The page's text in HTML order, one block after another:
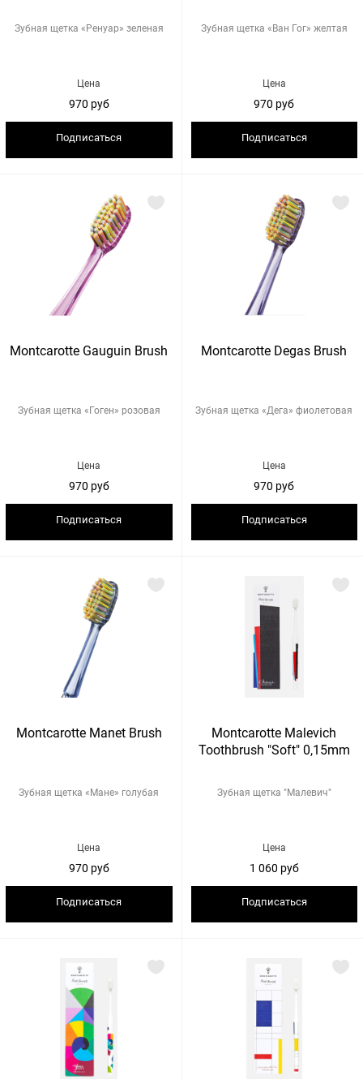
Зубная щетка «Ренуар» зеленая
Цена
970 руб
Подписаться
Зубная щетка «Ван Гог» желтая
Цена
970 руб
Подписаться
Montcarotte Gauguin Brush
Зубная щетка «Гоген» розовая
Цена
970 руб
Подписаться
Montcarotte Degas Brush
Зубная щетка «Дега» фиолетовая
Цена
970 руб
Подписаться
Montcarotte Manet Brush
Зубная щетка «Мане» голубая
Цена
970 руб
Подписаться
Montcarotte Mаlevich
Toothbrush "Soft" 0,15mm
Зубная щетка "Малевич"
Цена
1 060 руб
Подписаться